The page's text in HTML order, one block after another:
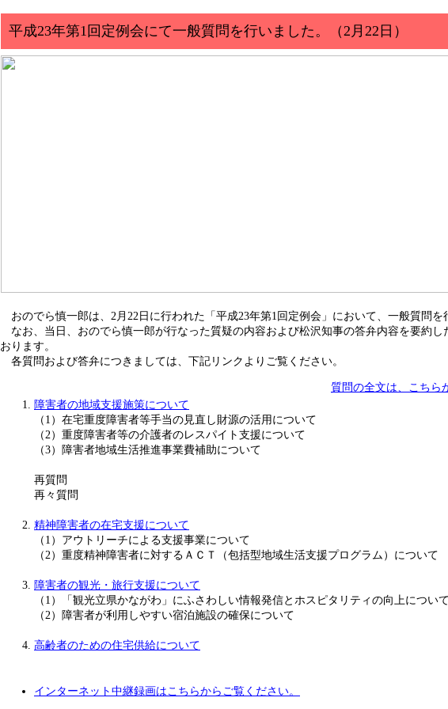
平成23年第1回定例会にて一般質問を行いました。（2月22日）
おのでら慎一郎は、2月22日に行われた「 平成23年第1回定例会 」において、一般質問を
なお、当日、おのでら慎一郎が行なった質疑の内容および松沢知事の答弁内容を要約し
おります。
各質問および答弁につきましては、下記リンクよりご覧ください。
質問の全文は、こちら
障害者の地域支援施策について
（1）在宅重度障害者等手当の見直し財源の活用について
（2）重度障害者等の介護者のレスパイト支援について
（3）障害者地域生活推進事業費補助について
再質問
再々質問
精神障害者の在宅支援について
（1）アウトリーチによる支援事業について
（2）重度精神障害者に対するＡＣＴ（包括型地域生活支援プログラム）について
障害者の観光・旅行支援について
（1）「観光立県かながわ」にふさわしい情報発信とホスピタリティの向上について
（2）障害者が利用しやすい宿泊施設の確保について
高齢者のための住宅供給について
インターネット中継録画はこちらからご覧ください。